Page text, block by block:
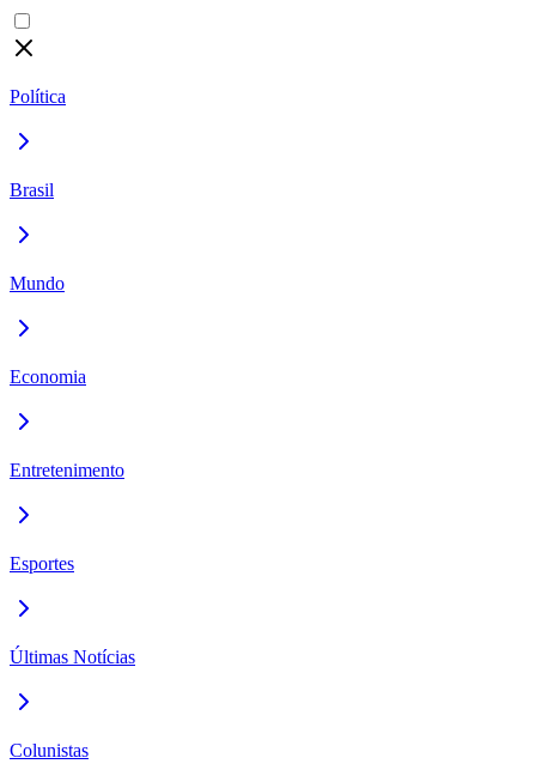
Política
Brasil
Mundo
Economia
Entretenimento
Esportes
Últimas Notícias
Colunistas